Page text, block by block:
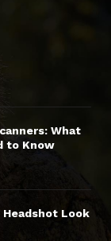
What
to Know
Headshot Look